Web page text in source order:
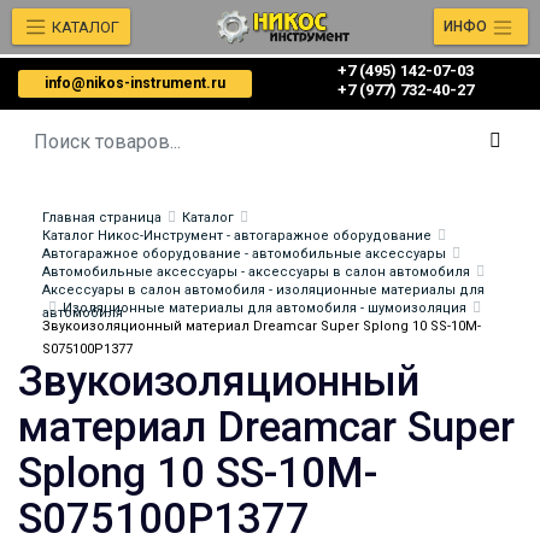
info@nikos-instrument.ru
+7 (495) 142-07-03
‎‎+7 (977) 732-40-27
КАТАЛОГ ИНФО
Главная страница
Каталог
Каталог Никос-Инструмент - автогаражное оборудование
Автогаражное оборудование - автомобильные аксессуары
Автомобильные аксессуары - аксессуары в салон автомобиля
Аксессуары в салон автомобиля - изоляционные материалы для
автомобиля
Изоляционные материалы для автомобиля - шумоизоляция
Звукоизоляционный материал Dreamcar Super Splong 10 SS-10M-
S075100P1377
Звукоизоляционный
материал Dreamcar Super
Splong 10 SS-10M-
S075100P1377